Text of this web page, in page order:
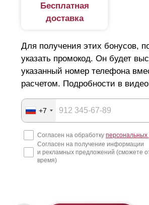
Бесплатная
доставка
Для получения этих бонусов,
указать промокод. Он будет
указанный номер телефона
расчетом. Подробности в
+7
Согласен на обработку
Согласен на получение информации
и рекламных предложений (сможете
время)